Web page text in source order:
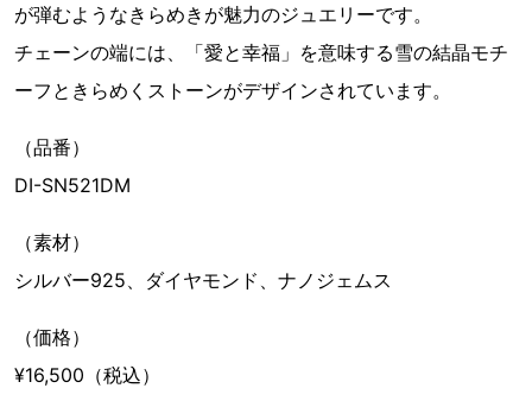
が弾むようなきらめきが魅力のジュエリーです。
チェーンの端には、「愛と幸福」を意味する雪の結晶モチ
ーフときらめくストーンがデザインされています。
（品番）
DI-SN521DM
（素材）
シルバー925、ダイヤモンド、ナノジェムス
（価格）
¥16,500（税込）